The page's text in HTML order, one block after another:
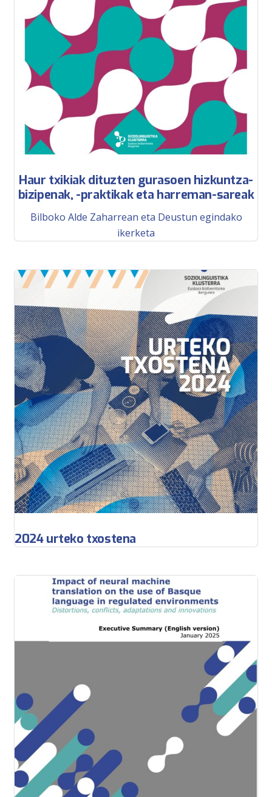
Haur txikiak dituzten gurasoen hizkuntza-
bizipenak, -praktikak eta harreman-sareak
Bilboko Alde Zaharrean eta Deustun egindako
ikerketa
2024 urteko txostena